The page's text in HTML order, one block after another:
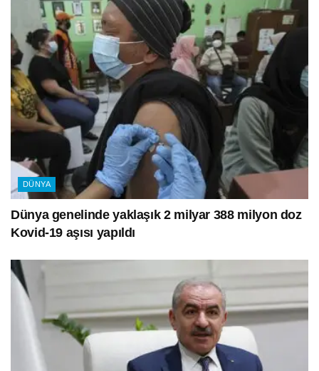
DÜNYA
Dünya genelinde yaklaşık 2 milyar 388 milyon doz
Kovid-19 aşısı yapıldı